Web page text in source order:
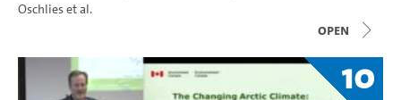
Oschlieset al.
open
10